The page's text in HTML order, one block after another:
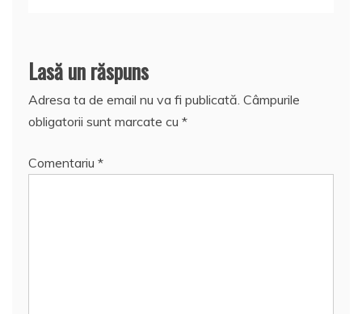
Lasă un răspuns
Adresa ta de email nu va fi publicată. Câmpurile
obligatorii sunt marcate cu *
Comentariu *